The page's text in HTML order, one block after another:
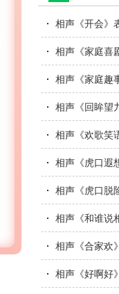
相声《开会》
相声《家庭喜
相声《家庭趣
相声《回眸望
王平
相声《欢歌笑
相声《虎口遐
相声《虎口脱
相声《和谁说
相声《合家欢
相声《好啊好